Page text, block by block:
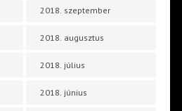
2018. szeptember
2018. augusztus
2018. július
2018. június